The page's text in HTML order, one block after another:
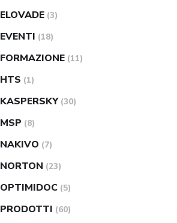
ELOVADE (3)
EVENTI (18)
FORMAZIONE (11)
HTS (1)
KASPERSKY (30)
MSP (8)
NAKIVO (7)
NORTON (23)
OPTIMIDOC (5)
PRODOTTI (60)